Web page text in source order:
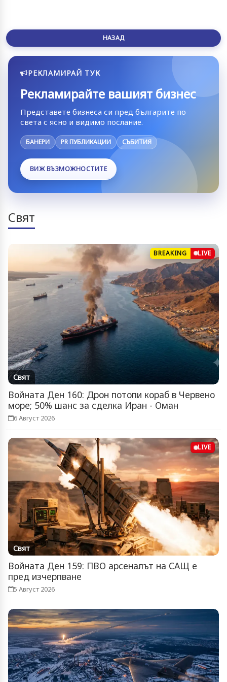
НАЗАД
РЕКЛАМИРАЙ ТУК
Рекламирайте вашият бизнес
Представете бизнеса си пред българите по
света с ясно и видимо послание.
БАНЕРИ PR ПУБЛИКАЦИИ СЪБИТИЯ
ВИЖ ВЪЗМОЖНОСТИТЕ
Свят
BREAKING LIVE
Свят
Войната Ден 160: Дрон потопи кораб в Червено
море; 50% шанс за сделка Иран - Оман
6 Август 2026
LIVE
Свят
Войната Ден 159: ПВО арсеналът на САЩ е
пред изчерпване
5 Август 2026